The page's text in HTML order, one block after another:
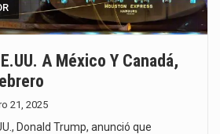
A México Y Canadá,
21, 2025
Donald Trump, anunció que